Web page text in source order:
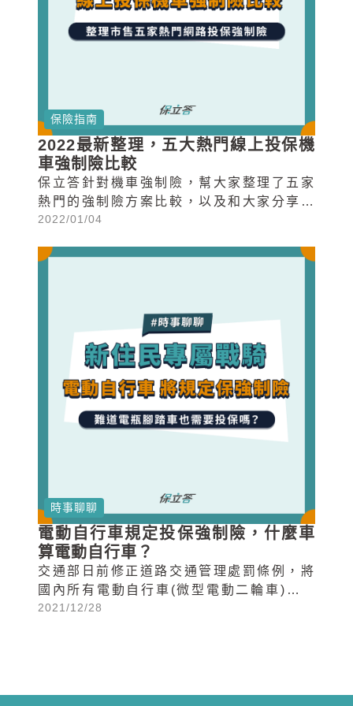
保險指南
2022最新整理，五大熱門線上投保機
車強制險比較
保立答針對機車強制險，幫大家整理了五家
熱門的強制險方案比較，以及和大家分享小
編自己投保機車險會在意的重點...
2022/01/04
時事聊聊
電動自行車規定投保強制險，什麼車
算電動自行車？
交通部日前修正道路交通管理處罰條例，將
國內所有電動自行車(微型電動二輪車)依法
納管，而金管會為配合交通部也宣布...
2021/12/28